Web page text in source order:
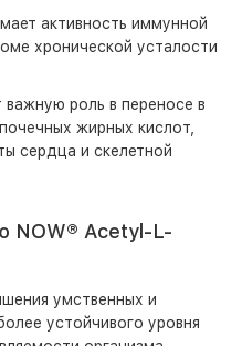
активность иммунной
хронической усталости
важную роль в переносе в
жирных кислот,
сердца и скелетной
NOW® Acetyl-L-
умственных и
устойчивого уровня